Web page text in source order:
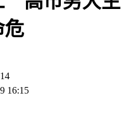
高市男大生
危